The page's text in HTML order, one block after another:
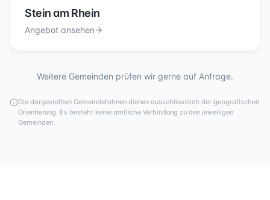
Stein am Rhein
Angebot ansehen
Weitere Gemeinden prüfen wir gerne auf Anfrage.
Die dargestellten Gemeindefahnen dienen ausschliesslich der geografischen
Orientierung. Es besteht keine amtliche Verbindung zu den jeweiligen
Gemeinden.